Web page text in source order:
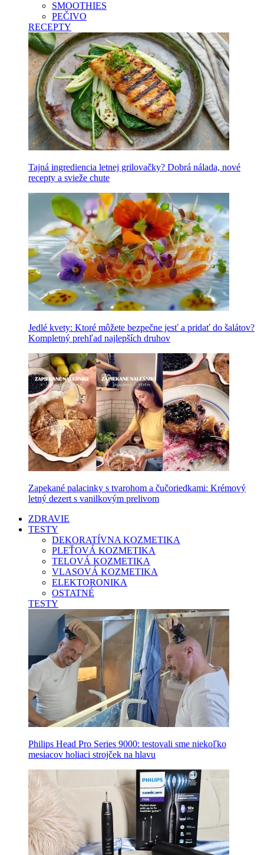
SMOOTHIES
PEČIVO
RECEPTY
Tajná ingrediencia letnej grilovačky? Dobrá nálada, nové
recepty a svieže chute
Jedlé kvety: Ktoré môžete bezpečne jesť a pridať do šalátov?
Kompletný prehľad najlepších druhov
Zapekané palacinky s tvarohom a čučoriedkami: Krémový
letný dezert s vanilkovým prelivom
ZDRAVIE
TESTY
DEKORATÍVNA KOZMETIKA
PLEŤOVÁ KOZMETIKA
TELOVÁ KOZMETIKA
VLASOVÁ KOZMETIKA
ELEKTORONIKA
OSTATNÉ
TESTY
Philips Head Pro Series 9000: testovali sme niekoľko
mesiacov holiaci strojček na hlavu